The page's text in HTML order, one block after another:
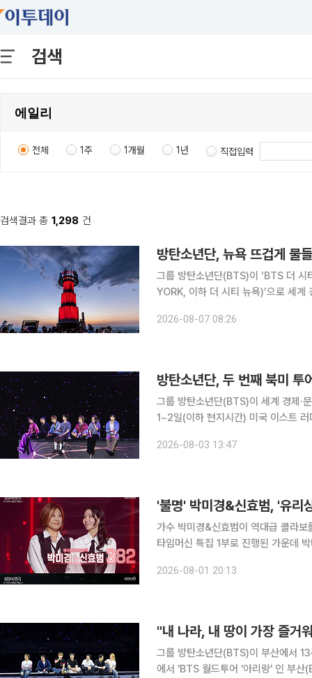
검색
전체 1주 1개월 1년 직접입력
검색결과 총 1,298 건
방탄소년단, 뉴욕 뜨겁게 물
그룹 방탄소년단(BTS)이 ‘BTS 더
YORK, 이하 더 시티 뉴욕)’으로 세계
‘더 시티 뉴욕’은 방탄소년단의 콘서트
2026-08-07 08:26
방탄소년단, 두 번째 북미 투
그룹 방탄소년단(BTS)이 세계 경제·문화의
1~2일(이하 현지시간) 미국 이스트
19일 ‘2026 FIFA 북중미 월드컵
2026-08-03 13:47
'불명' 박미경&신효범, '유리
가수 박미경&신효범이 역대급 콜라보를 선보였다. 1일 방송된 KBS 2TV
타임머신 특집 1부로 진행된 가운데 박미경&신효범
갔다. 이를 저지하기 위해 마지막으
2026-08-01 20:13
그룹 방탄소년단(BTS)이 부산에서 13주년을 맞았다. 방탄소년단은
에서 'BTS 월드투어 '아리랑' 인 부